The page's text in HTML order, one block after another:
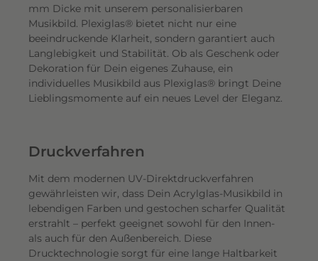
mm Dicke mit unserem personalisierbaren
Musikbild. Plexiglas® bietet nicht nur eine
beeindruckende Klarheit, sondern garantiert auch
Langlebigkeit und Stabilität. Ob als Geschenk oder
Dekoration für Dein eigenes Zuhause, ein
individuelles Musikbild aus Plexiglas® bringt Deine
Lieblingsmomente auf ein neues Level der Eleganz.
Druckverfahren
Mit dem modernen UV-Direktdruckverfahren
gewährleisten wir, dass Dein Acrylglas-Musikbild in
lebendigen Farben und gestochen scharfer Qualität
erstrahlt – perfekt geeignet sowohl für den Innen-
als auch für den Außenbereich. Diese
Drucktechnologie sorgt für eine lange Haltbarkeit